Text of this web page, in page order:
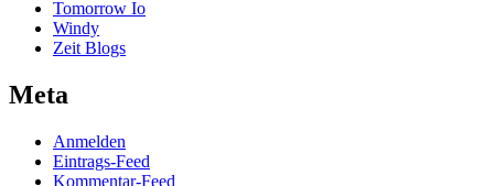
Tomorrow Io
Windy
Zeit Blogs
Meta
Anmelden
Eintrags-Feed
Kommentar-Feed